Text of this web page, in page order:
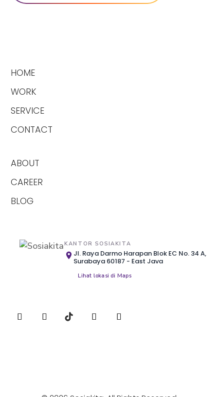
HOME
WORK
SERVICE
CONTACT
ABOUT
CAREER
BLOG
KANTOR SOSIAKITA
Jl. Raya Darmo Harapan Blok EC No. 34 A,
Surabaya 60187 - East Java
Lihat lokasi di Maps